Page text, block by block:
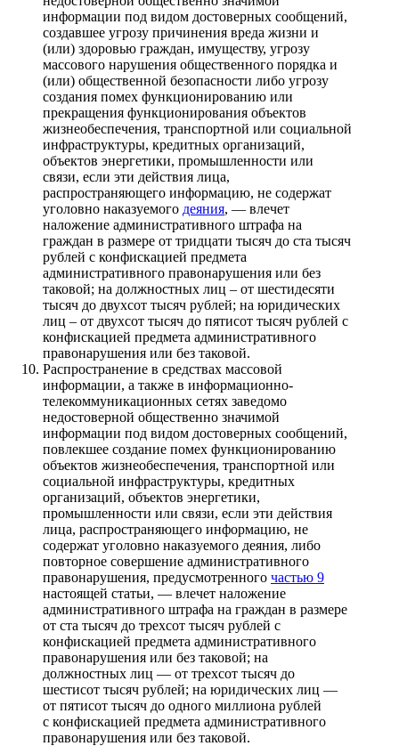
информации под видом достоверных сообщений,
создавшее угрозу причинения вреда жизни и
(или) здоровью граждан, имуществу, угрозу
массового нарушения общественного порядка и
(или) общественной безопасности либо угрозу
создания помех функционированию или
прекращения функционирования объектов
жизнеобеспечения, транспортной или социальной
инфраструктуры, кредитных организаций,
объектов энергетики, промышленности или
связи, если эти действия лица,
распространяющего информацию, не содержат
уголовно наказуемого деяния, — влечет
наложение административного штрафа на
граждан в размере от тридцати тысяч до ста тысяч
рублей с конфискацией предмета
административного правонарушения или без
таковой; на должностных лиц – от шестидесяти
тысяч до двухсот тысяч рублей; на юридических
лиц – от двухсот тысяч до пятисот тысяч рублей с
конфискацией предмета административного
правонарушения или без таковой.
Распространение в средствах массовой
информации, а также в информационно-
телекоммуникационных сетях заведомо
недостоверной общественно значимой
информации под видом достоверных сообщений,
повлекшее создание помех функционированию
объектов жизнеобеспечения, транспортной или
социальной инфраструктуры, кредитных
организаций, объектов энергетики,
промышленности или связи, если эти действия
лица, распространяющего информацию, не
содержат уголовно наказуемого деяния, либо
повторное совершение административного
правонарушения, предусмотренного частью 9
настоящей статьи, — влечет наложение
административного штрафа на граждан в размере
от ста тысяч до трехсот тысяч рублей с
конфискацией предмета административного
правонарушения или без таковой; на
должностных лиц — от трехсот тысяч до
шестисот тысяч рублей; на юридических лиц —
от пятисот тысяч до одного миллиона рублей
с конфискацией предмета административного
правонарушения или без таковой.